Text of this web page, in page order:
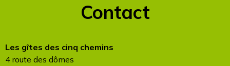
Contact
Les gîtes des cinq chemins
4 route des dômes